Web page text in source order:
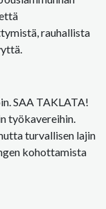
rauhallista
SAA TAKLATA!
työkavereihin.
turvallisen lajin
kohottamista